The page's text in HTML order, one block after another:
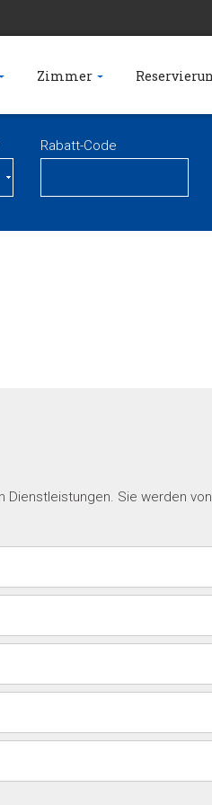
Zimmer
Rabatt-Code
Sie werden